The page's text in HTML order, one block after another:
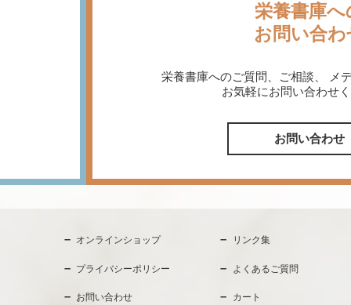
栄養書庫へ
お問い合わ
栄養書庫へのご質問、ご相談、
メ
お気軽にお問い合わせく
お問い合わせ
オンラインショップ リンク集
プライバシーポリシー よくあるご質問
お問い合わせ カート